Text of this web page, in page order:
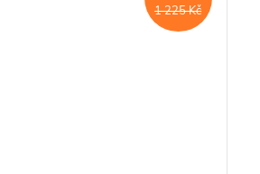
1 225 Kč